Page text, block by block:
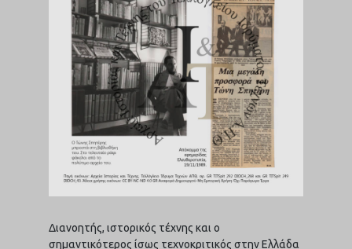
Διανοητής, ιστορικός τέχνης και ο
σημαντικότερος ίσως τεχνοκριτικός στην Ελλάδα